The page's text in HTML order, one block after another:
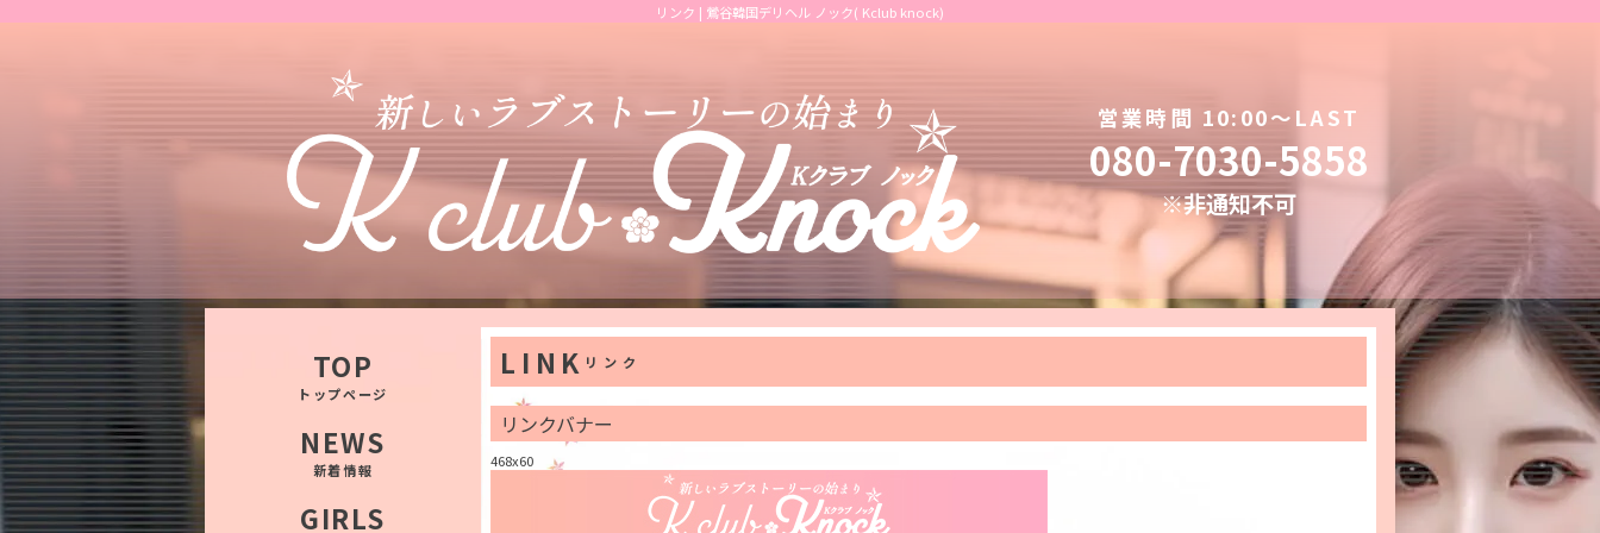
リンク | 鶯谷韓国デリヘル ノック( Kclub knock)
営業時間 10:00～LAST
080-7030-5858
※非通知不可
TOP
トップページ
NEWS
新着情報
GIRLS
LINK リンク
リンクバナー
468x60